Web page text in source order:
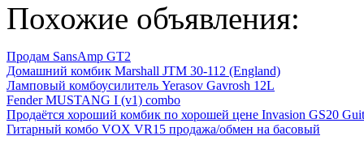
Похожие объявления:
Продам SansAmp GT2
Домашний комбик Marshall JTM 30-112 (England)
Ламповый комбоусилитель Yerasov Gavrosh 12L
Fender MUSTANG I (v1) combo
Продаётся хороший комбик по хорошей цене Invasion GS20
Гитарный комбо VOX VR15 продажа/обмен на басовый